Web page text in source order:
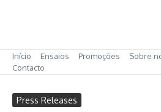
Início Ensaios Promoções
Sobre
Contacto
Press Releases